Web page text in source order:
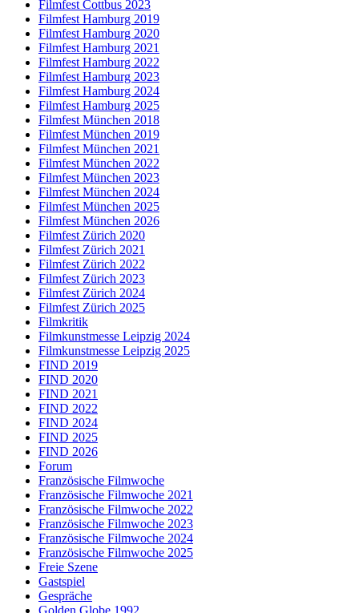
Filmfest Cottbus 2023
Filmfest Hamburg 2019
Filmfest Hamburg 2020
Filmfest Hamburg 2021
Filmfest Hamburg 2022
Filmfest Hamburg 2023
Filmfest Hamburg 2024
Filmfest Hamburg 2025
Filmfest München 2018
Filmfest München 2019
Filmfest München 2021
Filmfest München 2022
Filmfest München 2023
Filmfest München 2024
Filmfest München 2025
Filmfest München 2026
Filmfest Zürich 2020
Filmfest Zürich 2021
Filmfest Zürich 2022
Filmfest Zürich 2023
Filmfest Zürich 2024
Filmfest Zürich 2025
Filmkritik
Filmkunstmesse Leipzig 2024
Filmkunstmesse Leipzig 2025
FIND 2019
FIND 2020
FIND 2021
FIND 2022
FIND 2024
FIND 2025
FIND 2026
Forum
Französische Filmwoche
Französische Filmwoche 2021
Französische Filmwoche 2022
Französische Filmwoche 2023
Französische Filmwoche 2024
Französische Filmwoche 2025
Freie Szene
Gastspiel
Gespräche
Golden Globe 1992